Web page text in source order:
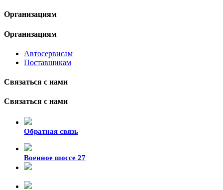
Организациям
Организациям
Автосервисам
Поставщикам
Связаться с нами
Связаться с нами
Обратная связь
Военное шоссе 27